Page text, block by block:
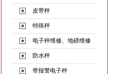
皮带秤
特殊秤
电子秤维修、地磅维修
防水秤
带报警电子秤